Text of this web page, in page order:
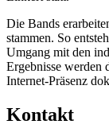
Die Bands
stammen. So
Umgang mit den
Ergebnisse werden
Internet-Präsenz
Kontakt